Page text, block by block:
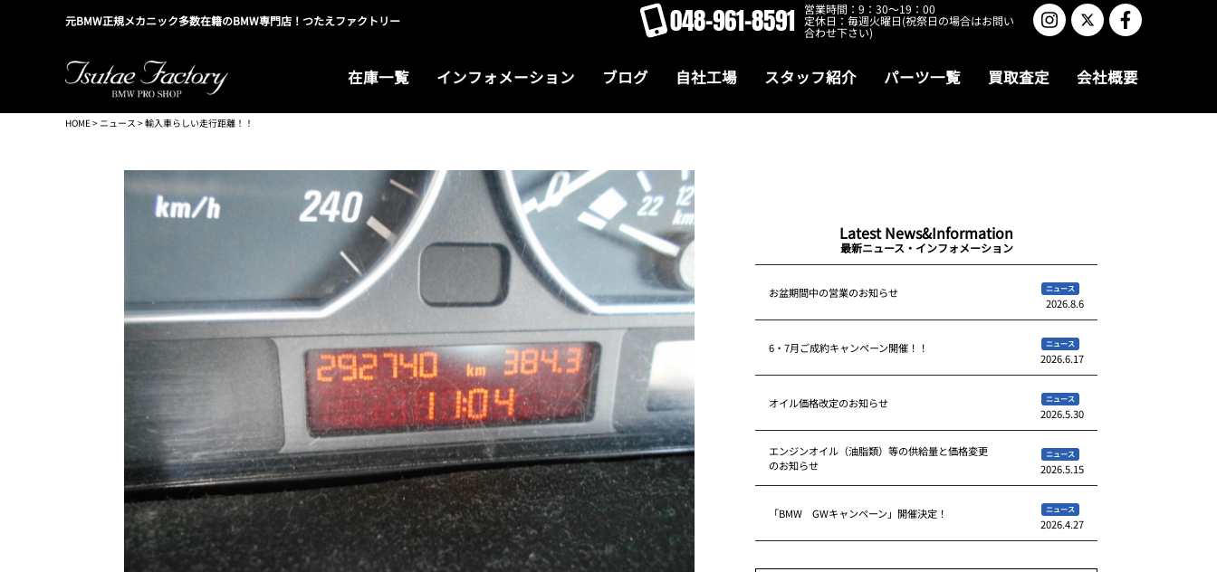
元BMW正規メカニック多数在籍のBMW専門店！つたえファクトリー 048-961-8591 営業時間：9：30～19：00
定休日：毎週火曜日(祝祭日の場合はお問い
合わせ下さい)
在庫一覧 インフォメーション ブログ 自社工場 スタッフ紹介 パーツ一覧 買取査定 会社概要
HOME> ニュース > 輸入車らしい走行距離！！
Latest News&Information
最新ニュース・インフォメーション
お盆期間中の営業のお知らせ ニュース
2026.8.6
6・7月ご成約キャンペーン開催！！ ニュース
2026.6.17
オイル価格改定のお知らせ ニュース
2026.5.30
エンジンオイル（油脂類）等の供給量と価格変更
のお知らせ
ニュース
2026.5.15
「BMW GWキャンペーン」開催決定！ ニュース
2026.4.27